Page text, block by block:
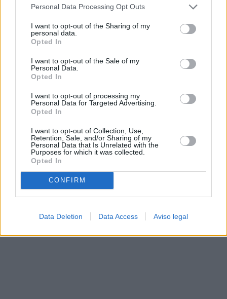
negar su consentimiento. Tenga en cuenta que algún
de su consentimiento, pero usted tiene el derecho de
rechazar tal procesamiento. Sus preferencias se aplicarán
cualquier momento entrando de nuevo en este sitio web o
visitando nuestra política de privacidad.
Personal Data Processing Opt Outs
I want to opt-out of the Sharing of my
personal data.
Opted In
I want to opt-out of the Sale of my
Personal Data.
Opted In
I want to opt-out of processing my
Personal Data for Targeted Advertising.
Opted In
I want to opt-out of Collection, Use,
Retention, Sale, and/or Sharing of my
Personal Data that Is Unrelated with the
Purposes for which it was collected.
Opted In
CONFIRM
Data Deletion Data Access Aviso legal